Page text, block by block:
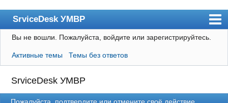
SrviceDesk УМВР
Форум
Пользователи
Поиск
Регистрация
Вы не вошли. Пожалуйста, войдите или зарегистрируйтесь.
Активные темы Темы без ответов
SrviceDesk УМВР
Пожалуйста, подтвердите или отмените своё действие